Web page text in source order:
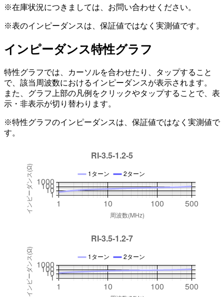
※在庫状況につきましては、お問い合わせください。
※表のインピーダンスは、保証値ではなく実測値です。
インピーダンス特性グラフ
特性グラフでは、カーソルを合わせたり、タップすること
で、該当周波数におけるインピーダンスが表示されます。
また、グラフ上部の凡例をクリックやタップすることで、表
示・非表示が切り替わります。
※特性グラフのインピーダンスは、保証値ではなく実測値で
す。